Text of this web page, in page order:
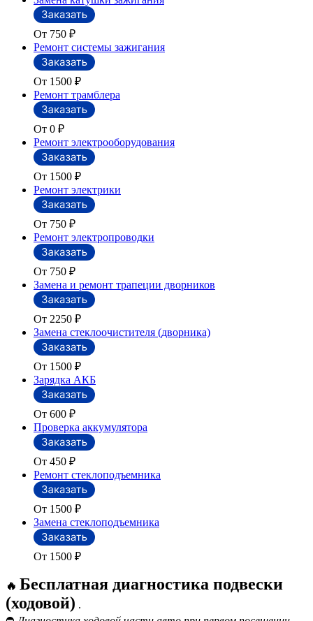
От 750 ₽
Ремонт системы зажигания
От 1500 ₽
Ремонт трамблера
От 0 ₽
Ремонт электрооборудования
От 1500 ₽
Ремонт электрики
От 750 ₽
Ремонт электропроводки
От 750 ₽
Замена и ремонт трапеции дворников
От 2250 ₽
Замена стеклоочистителя (дворника)
От 1500 ₽
Зарядка АКБ
От 600 ₽
Проверка аккумулятора
От 450 ₽
Ремонт стеклоподъемника
От 1500 ₽
Замена стеклоподъемника
От 1500 ₽
🔥 Бесплатная диагностика подвески
(ходовой) .